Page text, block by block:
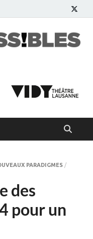
PARADIGMES /
des
pour un